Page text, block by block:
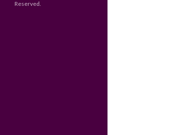
Reserved.